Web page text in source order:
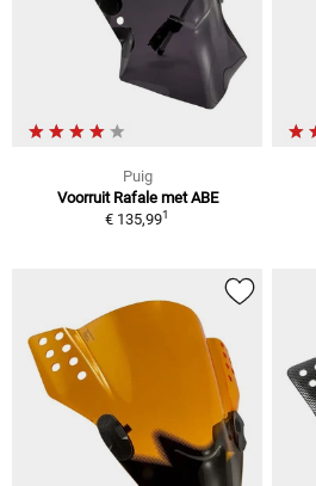
Puig
Voorruit Rafale met ABE
€ 135,991